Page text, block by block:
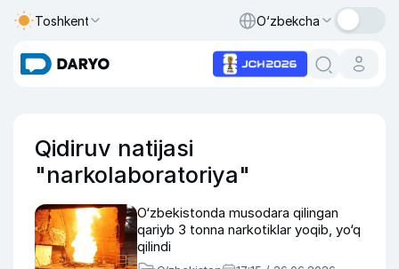
Toshkent O‘zbekcha
Qidiruv natijasi
"narkolaboratoriya"
O‘zbekistonda musodara qilingan
qariyb 3 tonna narkotiklar yoqib, yo‘q
qilindi